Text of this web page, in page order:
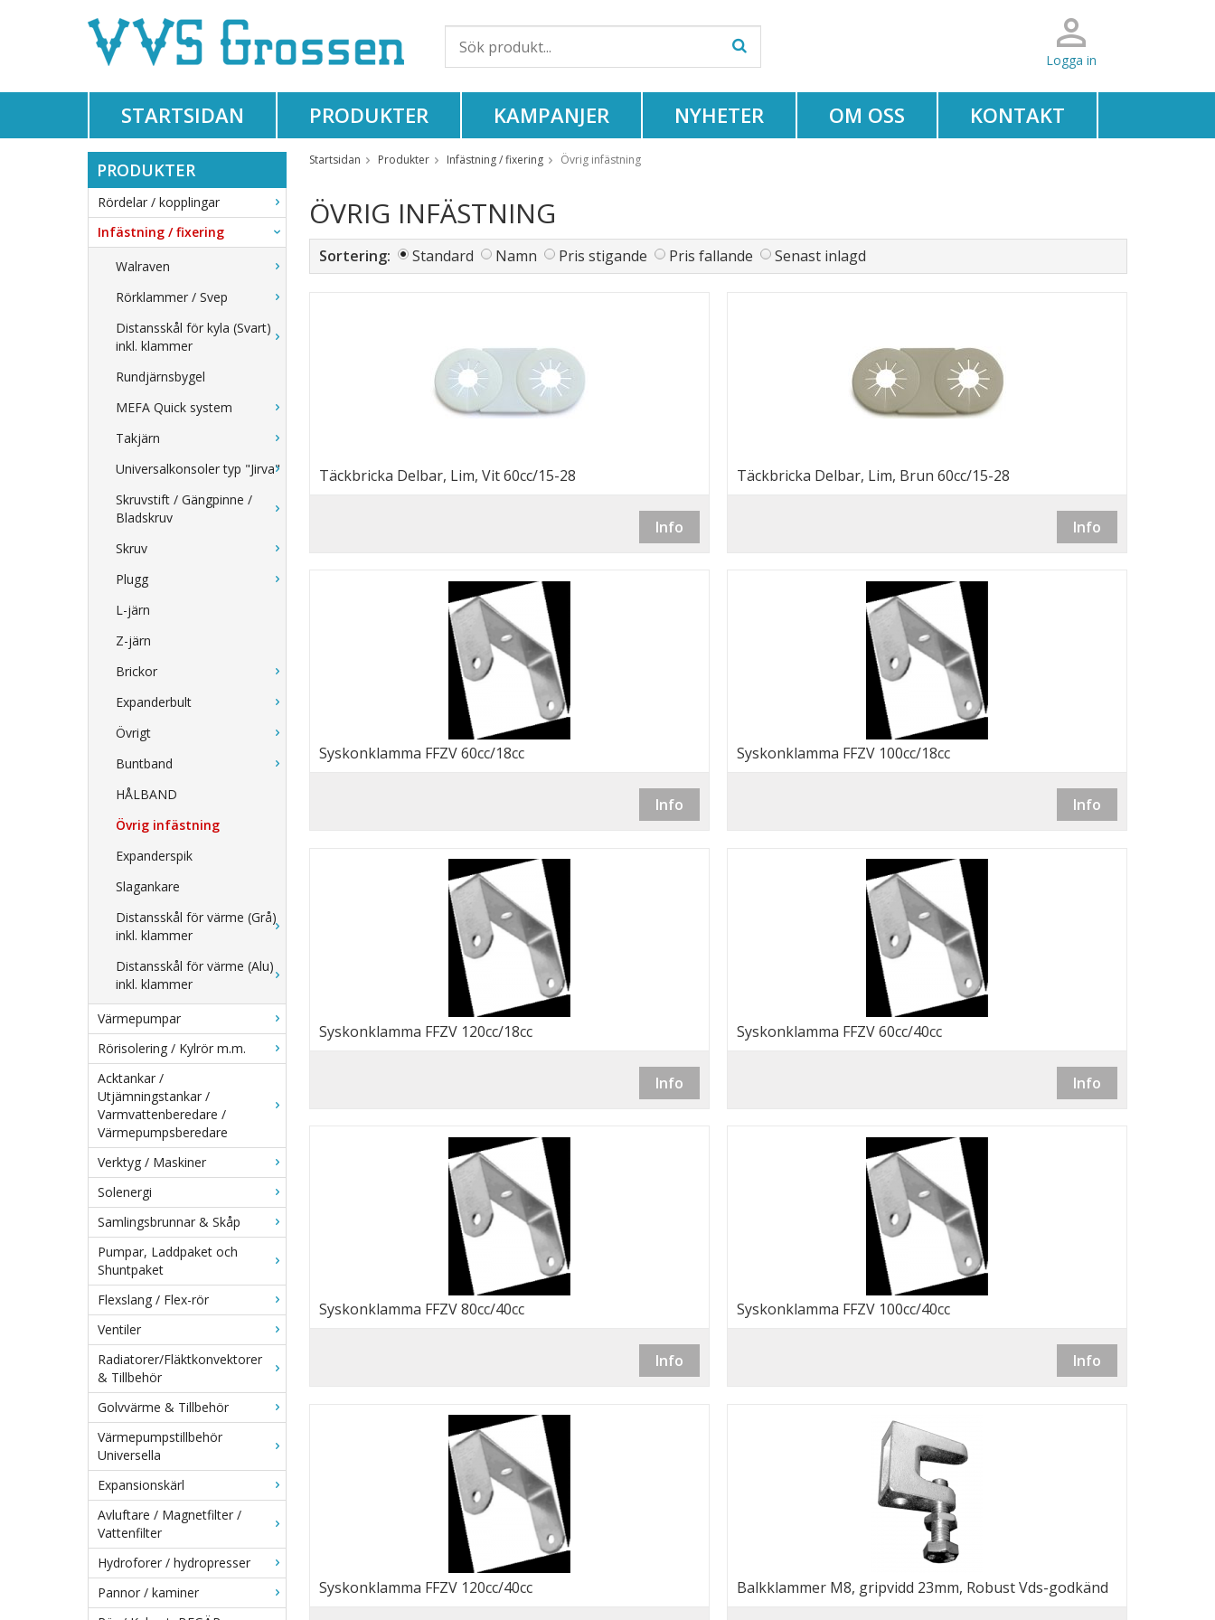
Logga in
STARTSIDAN PRODUKTER KAMPANJER NYHETER OM OSS KONTAKT
PRODUKTER
Rördelar / kopplingar
Infästning / fixering
Walraven
Rörklammer / Svep
Distansskål för kyla (Svart)
inkl. klammer
Rundjärnsbygel
MEFA Quick system
Takjärn
Universalkonsoler typ "Jirva"
Skruvstift / Gängpinne /
Bladskruv
Skruv
Plugg
L-järn
Z-järn
Brickor
Expanderbult
Övrigt
Buntband
HÅLBAND
Övrig infästning
Expanderspik
Slagankare
Distansskål för värme (Grå)
inkl. klammer
Distansskål för värme (Alu)
inkl. klammer
Värmepumpar
Rörisolering / Kylrör m.m.
Acktankar /
Utjämningstankar /
Varmvattenberedare /
Värmepumpsberedare
Verktyg / Maskiner
Solenergi
Samlingsbrunnar & Skåp
Pumpar, Laddpaket och
Shuntpaket
Flexslang / Flex-rör
Ventiler
Radiatorer/Fläktkonvektorer
& Tillbehör
Golvvärme & Tillbehör
Värmepumpstillbehör
Universella
Expansionskärl
Avluftare / Magnetfilter /
Vattenfilter
Hydroforer / hydropresser
Pannor / kaminer
Startsidan Produkter Infästning / fixering Övrig infästning
ÖVRIG INFÄSTNING
Sortering: Standard Namn Pris stigande Pris fallande Senast inlagd
Täckbricka Delbar, Lim, Vit 60cc/15-28
Info
Täckbricka Delbar, Lim, Brun 60cc/15-28
Info
Syskonklamma FFZV 60cc/18cc
Info
Syskonklamma FFZV 100cc/18cc
Info
Syskonklamma FFZV 120cc/18cc
Info
Syskonklamma FFZV 60cc/40cc
Info
Syskonklamma FFZV 80cc/40cc
Info
Syskonklamma FFZV 100cc/40cc
Info
Syskonklamma FFZV 120cc/40cc Balkklammer M8, gripvidd 23mm, Robust Vds-godkänd